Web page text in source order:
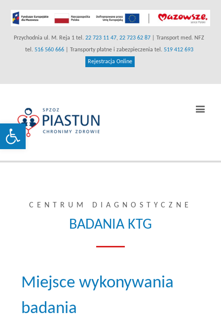
Otwórz pasek narzędzi
Przychodnia ul. M. Reja 1 tel. 22 723 11 47, 22 723 62 87 | Transport med. NFZ
tel. 516 560 666| Transporty płatne i zabezpieczenia tel. 519 412 693
Rejestracja Online(link
się
CENTRUM DIAGNOSTYCZNE
BADANIA KTG
Miejsce wykonywania
badania